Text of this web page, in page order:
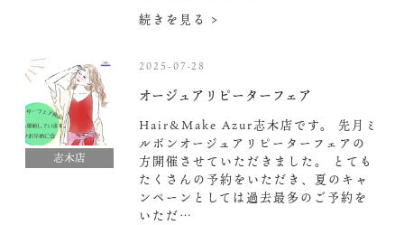
続きを見る >
志木店
2025-07-28
オージュアリピーターフェア
Hair&Make Azur志木店です。 先月ミ
ルボンオージュアリピーターフェアの
方開催させていただきました。 とても
たくさんの予約をいただき、夏のキャ
ンペーンとしては過去最多のご予約を
いただ…